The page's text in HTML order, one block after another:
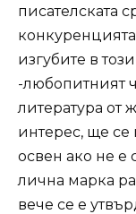
писателската
изгубите в
-любопитният
литература от
интерес, ще се
освен ако не е
лична марка
вече се е